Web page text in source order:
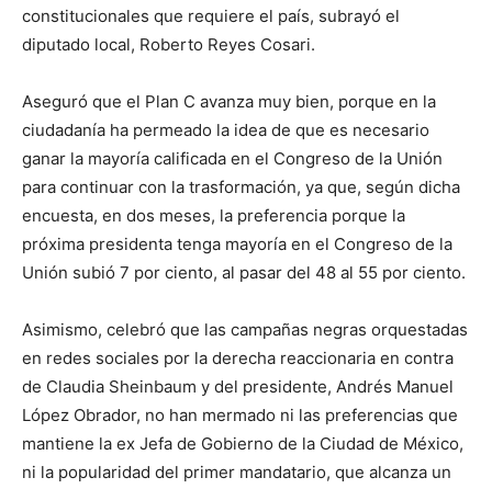
constitucionales que requiere el país, subrayó el
diputado local, Roberto Reyes Cosari.
Aseguró que el Plan C avanza muy bien, porque en la
ciudadanía ha permeado la idea de que es necesario
ganar la mayoría calificada en el Congreso de la Unión
para continuar con la trasformación, ya que, según dicha
encuesta, en dos meses, la preferencia porque la
próxima presidenta tenga mayoría en el Congreso de la
Unión subió 7 por ciento, al pasar del 48 al 55 por ciento.
Asimismo, celebró que las campañas negras orquestadas
en redes sociales por la derecha reaccionaria en contra
de Claudia Sheinbaum y del presidente, Andrés Manuel
López Obrador, no han mermado ni las preferencias que
mantiene la ex Jefa de Gobierno de la Ciudad de México,
ni la popularidad del primer mandatario, que alcanza un